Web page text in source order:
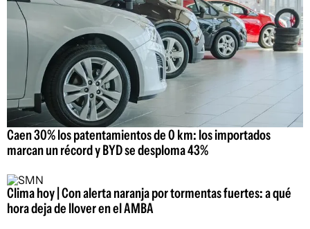
Caen 30% los patentamientos de 0 km: los importados
marcan un récord y BYD se desploma 43%
Clima hoy | Con alerta naranja por tormentas fuertes: a qué
hora deja de llover en el AMBA